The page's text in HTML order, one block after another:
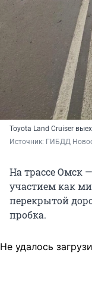
Toyota Land Cruiser
Источник: ГИБДД
На трассе Омск
участием как
перекрытой
пробка.
Не удалось